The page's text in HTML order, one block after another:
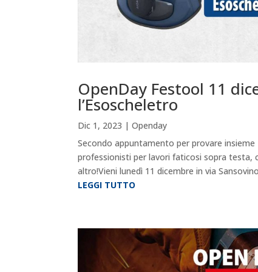
OpenDay Festool 11
l’Esoscheletro
Dic 1, 2023 | Openday
Secondo appuntamento per provare
professionisti per lavori faticosi sopra
altro!Vieni lunedì 11 dicembre in via
LEGGI TUTTO